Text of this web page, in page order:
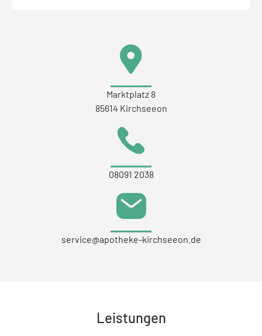
Marktplatz 8
85614 Kirchseeon
08091 2038
service@apotheke-kirchseeon.de
Leistungen